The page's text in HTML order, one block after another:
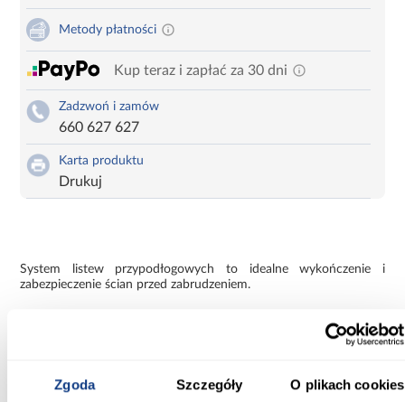
Zgoda Szczegóły O plikach cookies
Metody płatności
Kup teraz i zapłać za 30 dni
Zadzwoń i zamów
660 627 627
Karta produktu
Drukuj
System listew przypodłogowych to idealne wykończenie i
zabezpieczenie ścian przed zabrudzeniem.
listwy do wykładzin elastycznych: nie
listwy do wykładzin dywanowych: nie